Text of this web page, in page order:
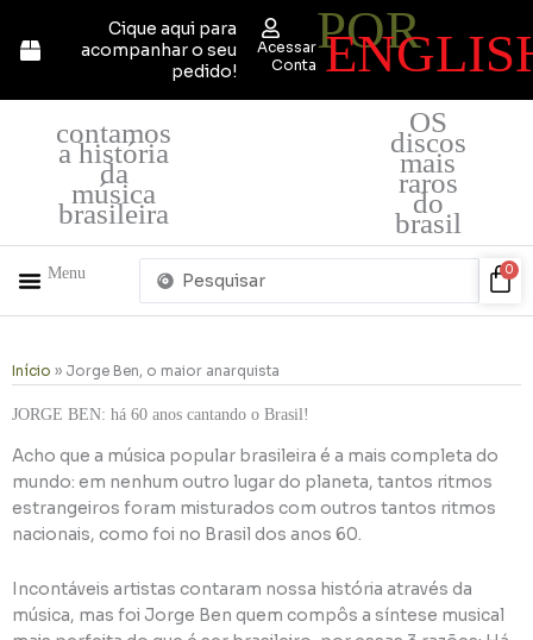
para
Cique aqui para
acompanhar o seu
pedido!
Acessar
Conta
POR
contamos
a história
da
música
brasileira
OS
discos
mais
raros
do
brasil
Menu
Pesquisar
0
Início » Jorge Ben, o maior anarquista
JORGE BEN: há 60 anos cantando o Brasil!
Acho que a música popular brasileira é a mais completa do
mundo: em nenhum outro lugar do planeta, tantos ritmos
estrangeiros foram misturados com outros tantos ritmos
nacionais, como foi no Brasil dos anos 60.
Incontáveis artistas contaram nossa história através da
música, mas foi Jorge Ben quem compôs a síntese musical